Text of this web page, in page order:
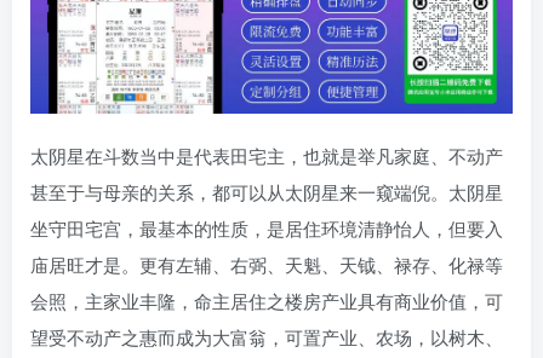
太阴星在斗数当中是代表田宅主，也就是举凡家庭、不动产
甚至于与母亲的关系，都可以从太阴星来一窥端倪。太阴星
坐守田宅宫，最基本的性质，是居住环境清静怡人，但要入
庙居旺才是。更有左辅、右弼、天魁、天钺、禄存、化禄等
会照，主家业丰隆，命主居住之楼房产业具有商业价值，可
望受不动产之惠而成为大富翁，可置产业、农场，以树木、